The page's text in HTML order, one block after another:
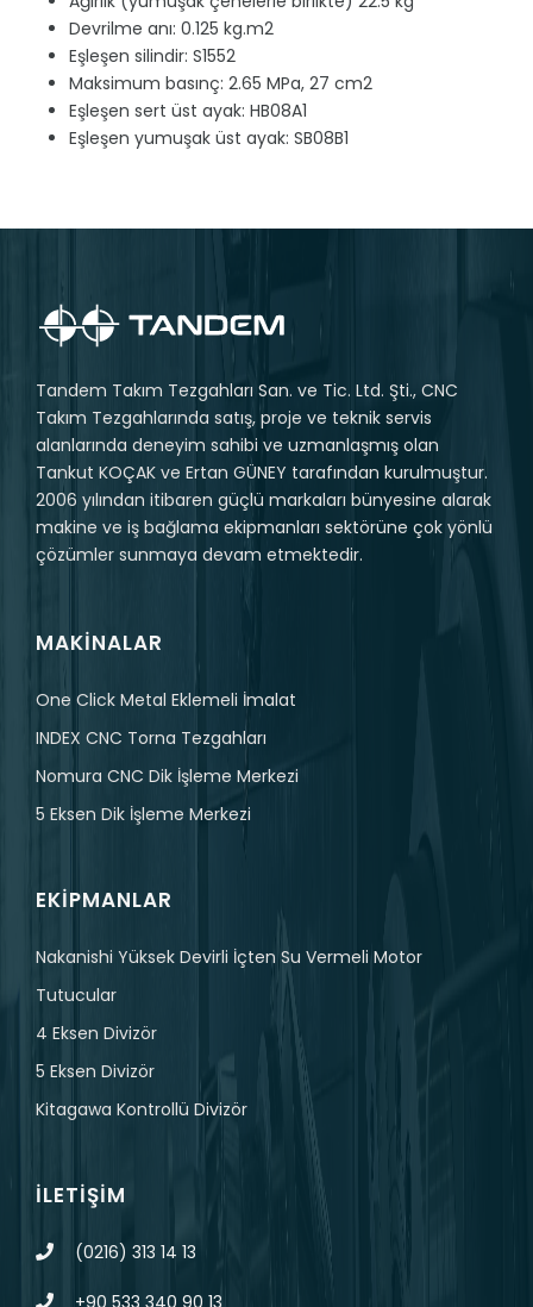
Devrilme anı: 0.125 kg.m2
Eşleşen silindir: S1552
Maksimum basınç: 2.65 MPa, 27 cm2
Eşleşen sert üst ayak: HB08A1
Eşleşen yumuşak üst ayak: SB08B1
Tandem Takım Tezgahları San. ve Tic. Ltd. Şti., CNC
Takım Tezgahlarında satış, proje ve teknik servis
alanlarında deneyim sahibi ve uzmanlaşmış olan
Tankut KOÇAK ve Ertan GÜNEY tarafından kurulmuştur.
2006 yılından itibaren güçlü markaları bünyesine alarak
makine ve iş bağlama ekipmanları sektörüne çok yönlü
çözümler sunmaya devam etmektedir.
MAKINALAR
One Click Metal Eklemeli İmalat
INDEX CNC Torna Tezgahları
Nomura CNC Dik İşleme Merkezi
5 Eksen Dik İşleme Merkezi
EKIPMANLAR
Nakanishi Yüksek Devirli İçten Su Vermeli Motor
Tutucular
4 Eksen Divizör
5 Eksen Divizör
Kitagawa Kontrollü Divizör
İLETIŞIM
(0216) 313 14 13